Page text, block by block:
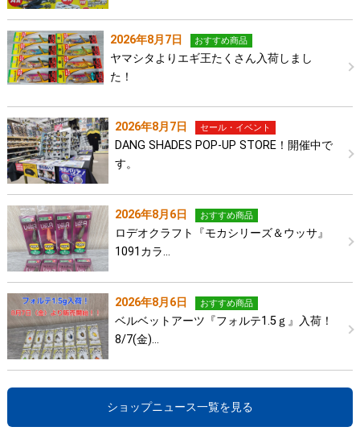
2026年8月7日 おすすめ商品
ヤマシタよりエギ王たくさん入荷しまし
た！
2026年8月7日 セール・イベント
DANG SHADES POP-UP STORE！開催中で
す。
2026年8月6日 おすすめ商品
ロデオクラフト『モカシリーズ＆ウッサ』
1091カラ…
2026年8月6日 おすすめ商品
ベルベットアーツ『フォルテ1.5ｇ』入荷！
8/7(金)…
ショップニュース一覧を見る